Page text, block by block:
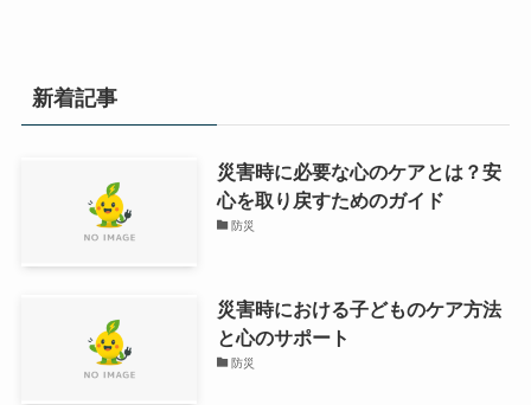
新着記事
災害時に必要な心のケアとは？安
心を取り戻すためのガイド
防災
災害時における子どものケア方法
と心のサポート
防災